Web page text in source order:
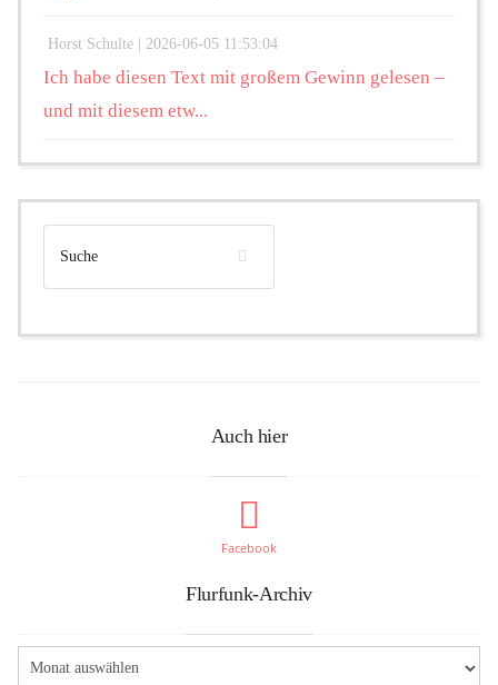
Horst Schulte | 2026-06-05 11:53:04
Ich habe diesen Text mit großem Gewinn gelesen –
und mit diesem etw...
Auch hier
Facebook
Flurfunk-Archiv